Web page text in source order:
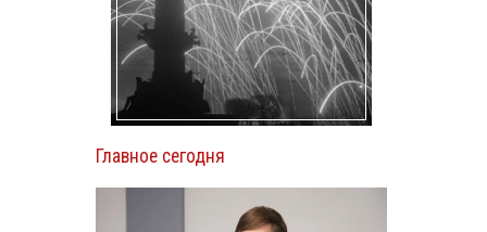
Главное сегодня